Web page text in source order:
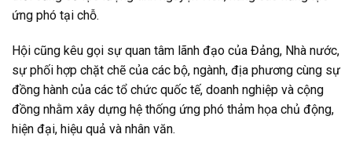
ứng phó tại chỗ.
Hội cũng kêu gọi sự quan tâm lãnh đạo của Đảng, Nhà nước,
sự phối hợp chặt chẽ của các bộ, ngành, địa phương cùng sự
đồng hành của các tổ chức quốc tế, doanh nghiệp và cộng
đồng nhằm xây dựng hệ thống ứng phó thảm họa chủ động,
hiện đại, hiệu quả và nhân văn.